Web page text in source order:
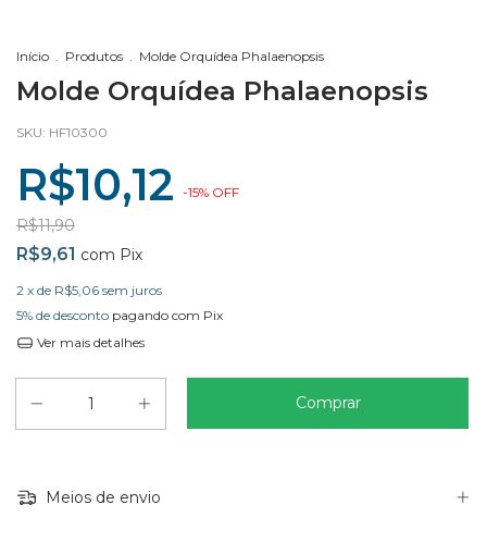
Início . Produtos . Molde Orquídea Phalaenopsis
Molde Orquídea Phalaenopsis
SKU: HF10300
R$10,12 -15% OFF
R$11,90
R$9,61 com Pix
2 x de R$5,06 sem juros
5% de desconto pagando com Pix
Ver mais detalhes
Meios de envio